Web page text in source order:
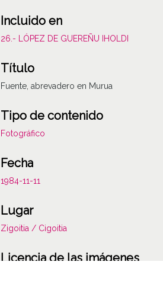
Incluido en
26.- LÓPEZ DE GUEREÑU IHOLDI
Título
Fuente, abrevadero en Murua
Tipo de contenido
Fotográfico
Fecha
1984-11-11
Lugar
Zigoitia / Cigoitia
Licencia de las imágenes